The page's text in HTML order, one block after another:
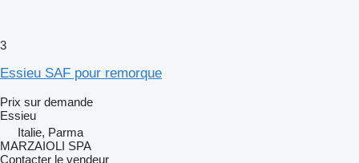
3
Essieu SAF pour remorque
Prix sur demande
Essieu
Italie, Parma
MARZAIOLI SPA
Contacter le vendeur